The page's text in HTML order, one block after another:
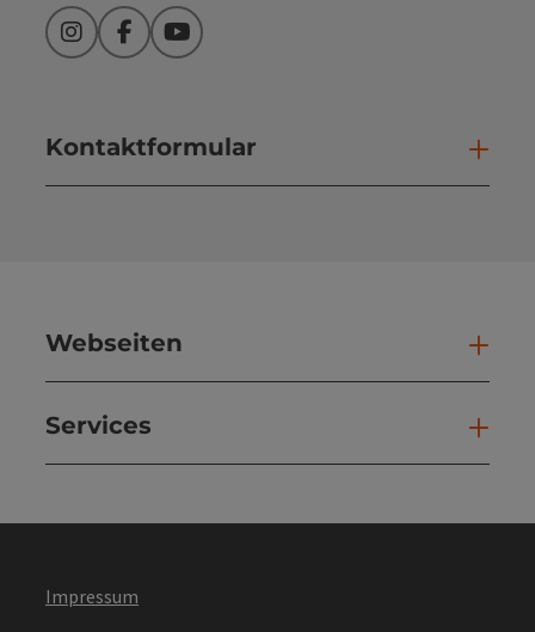
InstagramFacebookYouTube
Kontaktformular
Webseiten
Services
Impressum